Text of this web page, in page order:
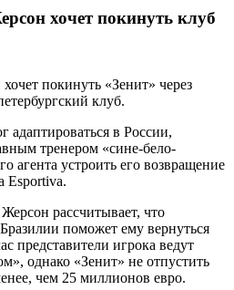
хочет покинуть клуб
покинуть «Зенит» через
клуб.
адаптироваться в России,
тренером «сине-бело-
агента устроить его возвращение
Esportiva.
рассчитывает, что
поможет ему вернуться
представители игрока ведут
однако «Зенит» не отпустить
чем 25 миллионов евро.